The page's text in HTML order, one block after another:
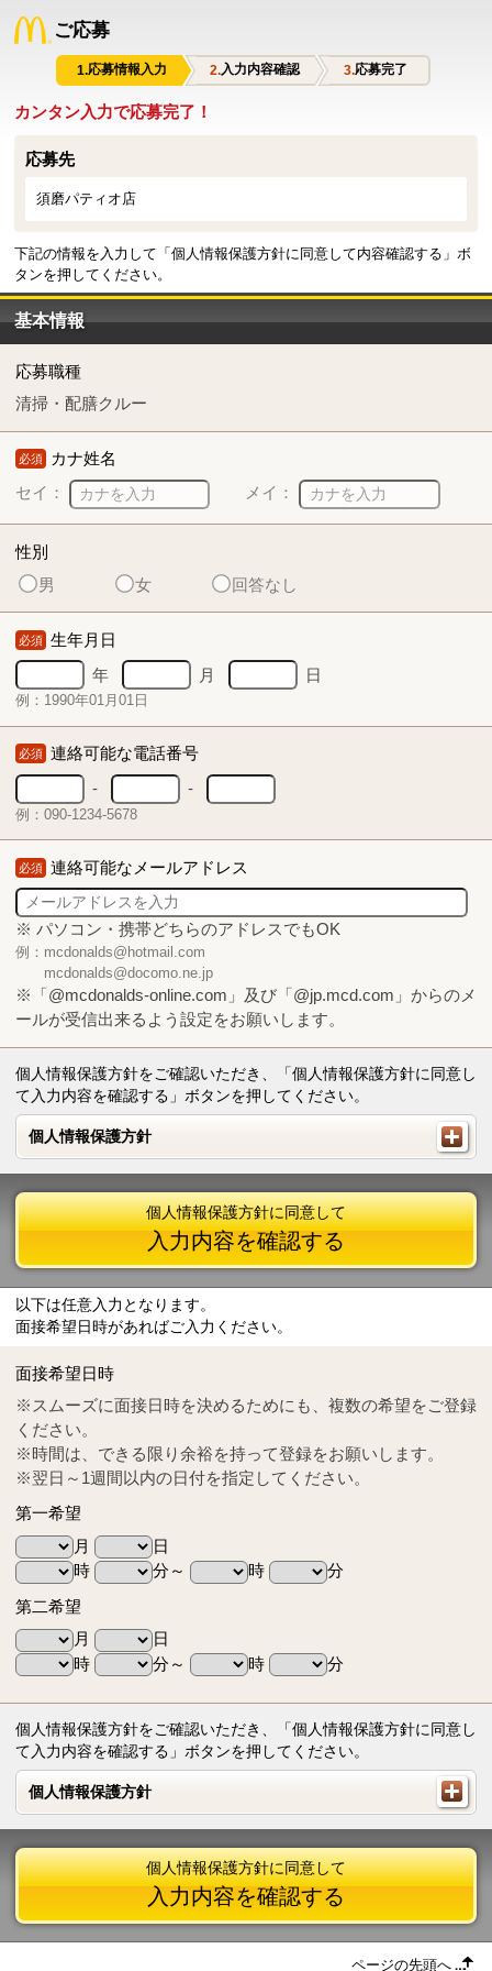
ご応募
応募情報入力 入力内容確認 応募完了
カンタン入力で応募完了！
応募先
須磨パティオ店
下記の情報を入力して「個人情報保護方針に同意して内容確認する」ボ
タンを押してください。
基本情報
応募職種
清掃・配膳クルー
必須 カナ姓名
セイ：
メイ：
性別
男
女 回答なし
必須 生年月日
年
月 日
例：1990年01月01日
必須 連絡可能な電話番号
-
-
例：090-1234-5678
必須 連絡可能なメールアドレス
※ パソコン・携帯どちらのアドレスでもOK
例：mcdonalds@hotmail.com
mcdonalds@docomo.ne.jp
※「@mcdonalds-online.com」及び「@jp.mcd.com」からのメ
ールが受信出来るよう設定をお願いします。
個人情報保護方針をご確認いただき、「個人情報保護方針に同意し
て入力内容を確認する」ボタンを押してください。
個人情報保護方針
個人情報保護方針
Tel
0570-55-0314
個人情報保護方針に同意して
入力内容を確認する
以下は任意入力となります。
面接希望日時があればご入力ください。
面接希望日時
※スムーズに面接日時を決めるためにも、複数の希望をご登録
ください。
※時間は、できる限り余裕を持って登録をお願いします。
※翌日～1週間以内の日付を指定してください。
第一希望
月
日
時
分～ 時
分
第二希望
月
日
時
分～ 時 分
個人情報保護方針をご確認いただき、「個人情報保護方針に同意し
て入力内容を確認する」ボタンを押してください。
個人情報保護方針
個人情報保護方針
個人情報保護方針に同意して
入力内容を確認する
ページの先頭へ